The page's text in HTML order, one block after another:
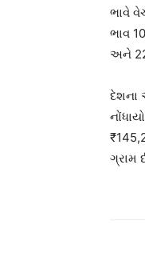
ભાવે
ભાવ
અને 22
દેશના
ગ્રામ